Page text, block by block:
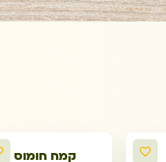
קמח חומוס